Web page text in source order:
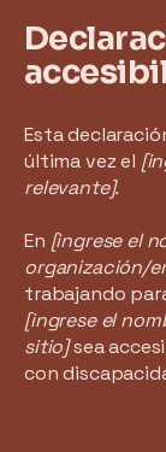
Esta
última vez el
relevante].
En [ingrese el
organización/
trabajando
[ingrese el
sitio]sea
con